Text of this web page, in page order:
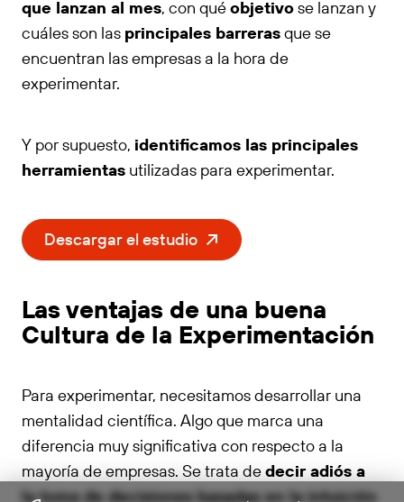
que lanzan al mes, con quéobjetivose lanzan y
cuáles son las principales barrerasque se
encuentran las empresas a la hora de
experimentar.
Y por supuesto, identificamos las principales
herramientas utilizadas para experimentar.
Descargar el estudio
Las ventajas de una buena
Cultura de la Experimentación
Para experimentar, necesitamos desarrollar una
mentalidad científica. Algo que marca una
diferencia muy significativa con respecto a la
mayoría de empresas. Se trata dedecir adiós a
la toma de decisiones basadas en la intuición